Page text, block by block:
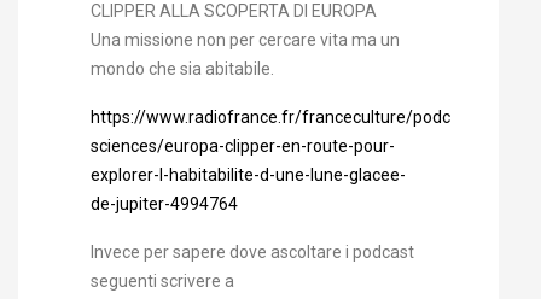
CLIPPER ALLA SCOPERTA DI EUROPA
Una missione non per cercare vita ma un
mondo che sia abitabile.
https://www.radiofrance.fr/franceculture/podcasts/avec-
sciences/europa-clipper-en-route-pour-
explorer-l-habitabilite-d-une-lune-glacee-
de-jupiter-4994764
Invece per sapere dove ascoltare i podcast
seguenti scrivere a